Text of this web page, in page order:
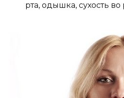
рта, одышка, сухость во